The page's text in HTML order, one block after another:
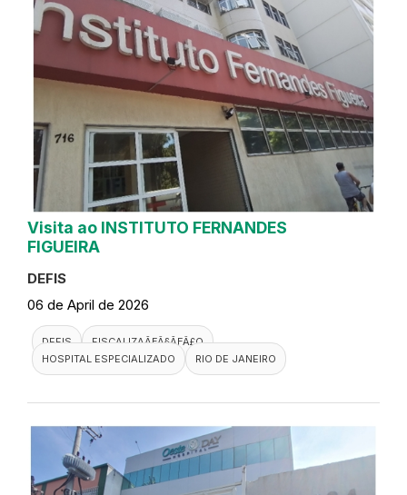
Visita ao INSTITUTO FERNANDES
FIGUEIRA
DEFIS
06 de April de 2026
DEFIS
FISCALIZAÃƑÂ§ÃƑÂ£O
HOSPITAL ESPECIALIZADO
RIO DE JANEIRO